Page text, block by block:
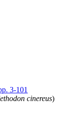
3-101
cinereus)